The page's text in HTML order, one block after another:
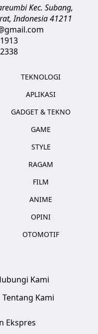
Kec. Subang,
,Indonesia41211
TEKNOLOGI
APLIKASI
GADGET & TEKNO
GAME
STYLE
RAGAM
FILM
ANIME
OPINI
OTOMOTIF
Kami
Tentang Kami
Ekspres